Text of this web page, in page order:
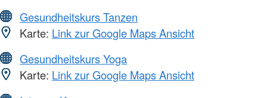
Gesundheitskurs Tanzen
Karte: Link zur Google Maps Ansicht
Gesundheitskurs Yoga
Karte: Link zur Google Maps Ansicht